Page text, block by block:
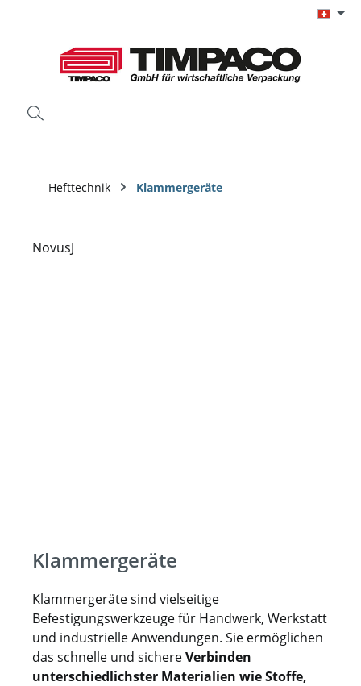
Hefttechnik Klammergeräte
Klammergeräte
Klammergeräte sind vielseitige
Befestigungswerkzeuge für Handwerk, Werkstatt
und industrielle Anwendungen. Sie ermöglichen
das schnelle und sichereVerbinden
unterschiedlichster Materialien wie Stoffe,